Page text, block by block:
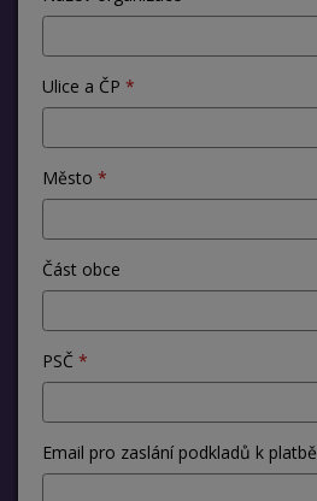
Ulice a ČP
Město
Část obce
PSČ
Email pro zaslání podkladů k platbě